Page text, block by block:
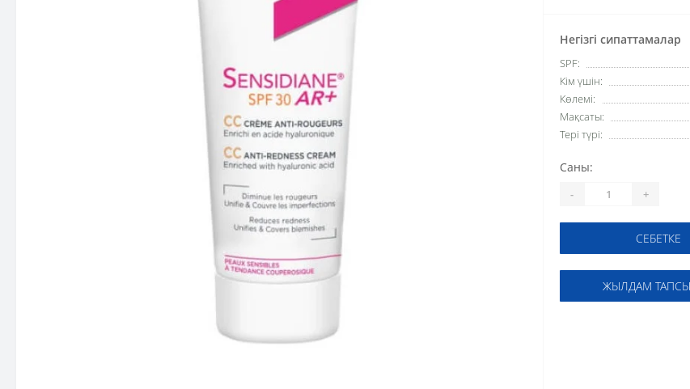
Негізгі сипаттамалар
SPF:
Кім үшін:
Көлемі:
Мақсаты:
Тері түрі:
Саны:
- +
СЕБЕТКЕ
ЖЫЛДАМ